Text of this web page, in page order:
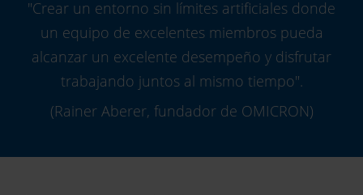
"Crear un entorno sin límites artificiales donde
un equipo de excelentes miembros pueda
alcanzar un excelente desempeño y disfrutar
trabajando juntos al mismo tiempo".
(Rainer Aberer, fundador de OMICRON)